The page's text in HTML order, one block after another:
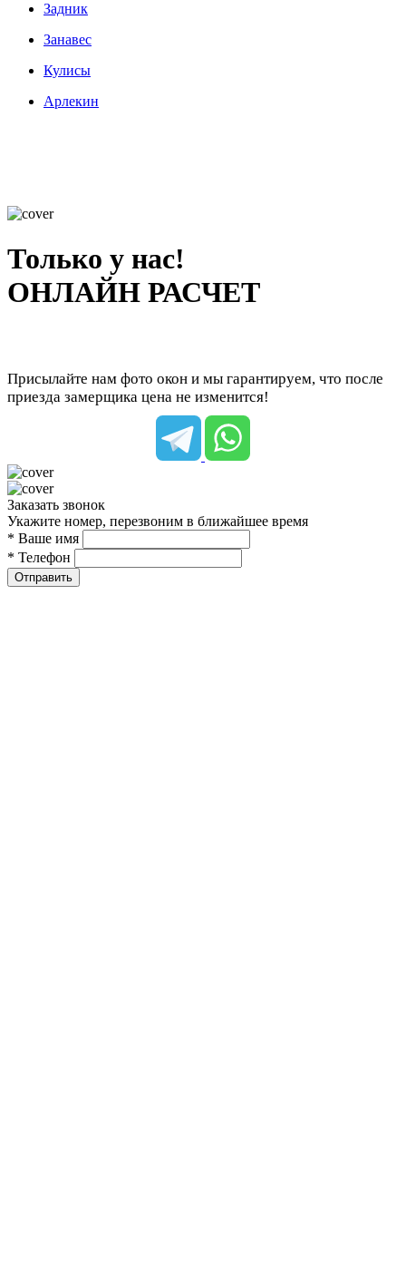
Задник
Занавес
Кулисы
Арлекин
Только у нас!
ОНЛАЙН РАСЧЕТ
Присылайте нам фото окон и мы гарантируем, что после
приезда замерщика цена не изменится!
Заказать звонок
Укажите номер, перезвоним в ближайшее время
* Ваше имя
* Телефон
Отправить